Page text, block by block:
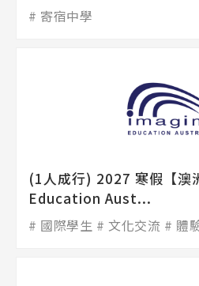
寄宿中學
(1人成行) 2027 寒假【
Education Aust...
國際學生 文化交流 體